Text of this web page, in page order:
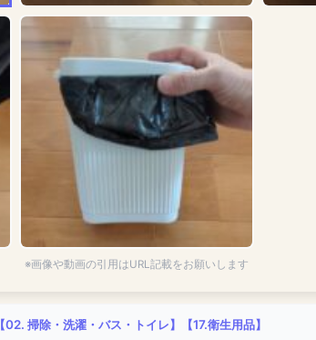
※画像や動画の引用はURL記載をお願いします
【02. 掃除・洗濯・バス・トイレ】 【17.衛生用品】